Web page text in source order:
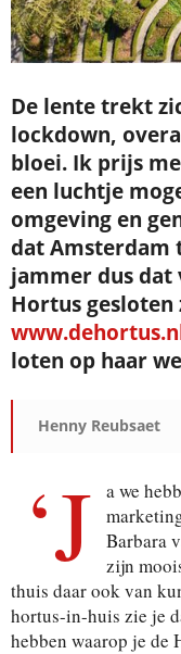
De lente trekt
lockdown,
bloei. Ik prijs
een luchtje
omgeving en
dat Amsterdam
jammer dus dat
Hortus gesloten
loten op haar
Henny Reubsaet
‘J
a we
Barbara
zijn
thuis daar ook van
hortus-in-huis zie je
hebben waarop je de
Je